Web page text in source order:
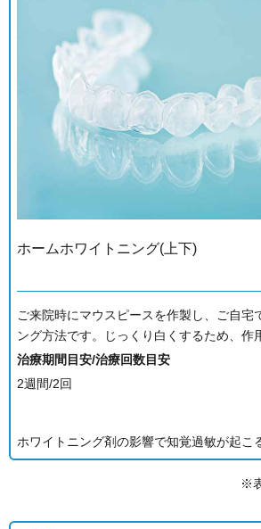
ホームホワイトニング(上下)
ご来院時にマウスピースを作製し、ご自宅
ング方法です。じっくり白くするため、作
治療期間目安/治療回数目安
2週間/2回
ホワイトニング剤の影響で知覚過敏が起こ
※